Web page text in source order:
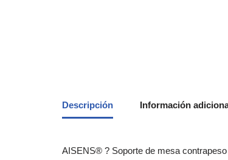
Descripción Información
AISENS® ? Soporte de mesa